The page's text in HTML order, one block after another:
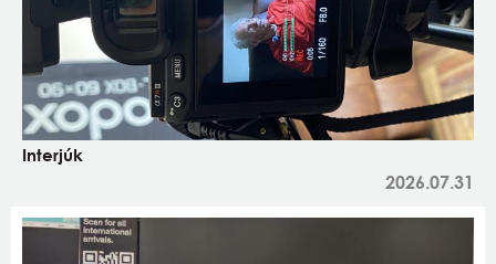
Interjúk
2026.07.31